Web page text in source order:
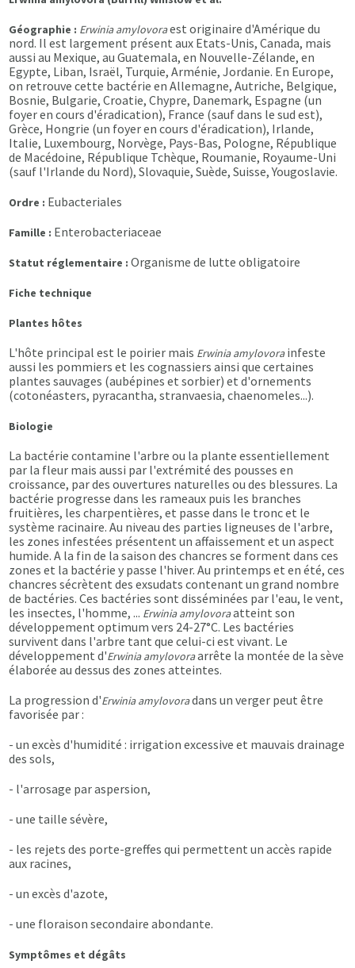
Géographie : Erwinia amylovoraest originaire d'Amérique du
nord. Il est largement présent aux Etats-Unis, Canada, mais
aussi au Mexique, au Guatemala, en Nouvelle-Zélande, en
Egypte, Liban, Israël, Turquie, Arménie, Jordanie. En Europe,
on retrouve cette bactérie en Allemagne, Autriche, Belgique,
Bosnie, Bulgarie, Croatie, Chypre, Danemark, Espagne (un
foyer en cours d'éradication), France (sauf dans le sud est),
Grèce, Hongrie (un foyer en cours d'éradication), Irlande,
Italie, Luxembourg, Norvège, Pays-Bas, Pologne, République
de Macédoine, République Tchèque, Roumanie, Royaume-Uni
(sauf l'Irlande du Nord), Slovaquie, Suède, Suisse, Yougoslavie.
Ordre : Eubacteriales
Famille : Enterobacteriaceae
Statut réglementaire : Organisme de lutte obligatoire
Fiche technique
Plantes hôtes
L'hôte principal est le poirier mais Erwinia amylovorainfeste
aussi les pommiers et les cognassiers ainsi que certaines
plantes sauvages (aubépines et sorbier) et d'ornements
(cotonéasters, pyracantha, stranvaesia, chaenomeles...).
Biologie
La bactérie contamine l'arbre ou la plante essentiellement
par la fleur mais aussi par l'extrémité des pousses en
croissance, par des ouvertures naturelles ou des blessures. La
bactérie progresse dans les rameaux puis les branches
fruitières, les charpentières, et passe dans le tronc et le
système racinaire. Au niveau des parties ligneuses de l'arbre,
les zones infestées présentent un affaissement et un aspect
humide. A la fin de la saison des chancres se forment dans ces
zones et la bactérie y passe l'hiver. Au printemps et en été, ces
chancres sécrètent des exsudats contenant un grand nombre
de bactéries. Ces bactéries sont disséminées par l'eau, le vent,
les insectes, l'homme, ... Erwinia amylovoraatteint son
développement optimum vers 24-27°C. Les bactéries
survivent dans l'arbre tant que celui-ci est vivant. Le
développement d'Erwinia amylovoraarrête la montée de la sève
élaborée au dessus des zones atteintes.
La progression d'Erwinia amylovoradans un verger peut être
favorisée par :
- un excès d'humidité : irrigation excessive et mauvais drainage
des sols,
- l'arrosage par aspersion,
- une taille sévère,
- les rejets des porte-greffes qui permettent un accès rapide
aux racines,
- un excès d'azote,
- une floraison secondaire abondante.
Symptômes et dégâts